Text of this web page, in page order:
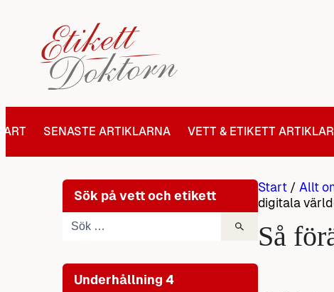
innehåll
SENASTE ARTIKLARNA VETT & ETIKETT ARTIKLAR
Sök på vett och etikett
Underhållning 4
Start / Allt
digitala
Så